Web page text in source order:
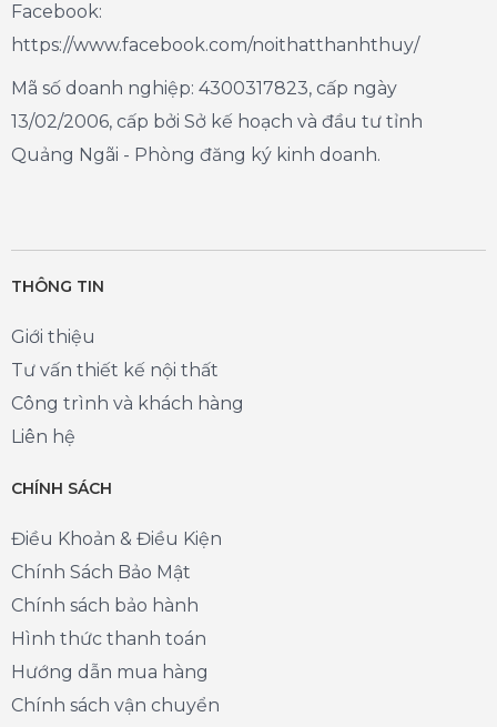
Facebook:
https://www.facebook.com/noithatthanhthuy/
Mã số doanh nghiệp: 4300317823, cấp ngày
13/02/2006, cấp bởi Sở kế hoạch và đầu tư tỉnh
Quảng Ngãi - Phòng đăng ký kinh doanh.
THÔNG TIN
Giới thiệu
Tư vấn thiết kế nội thất
Công trình và khách hàng
Liên hệ
CHÍNH SÁCH
Điều Khoản & Điều Kiện
Chính Sách Bảo Mật
Chính sách bảo hành
Hình thức thanh toán
Hướng dẫn mua hàng
Chính sách vận chuyển